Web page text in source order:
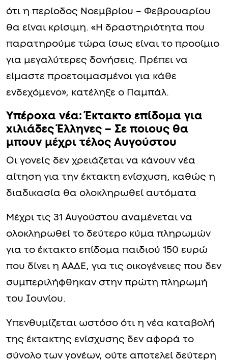
ότι η περίοδος Νοεμβρίου – Φεβρουαρίου
θα είναι κρίσιμη. «Η δραστηριότητα που
παρατηρούμε τώρα ίσως είναι το προοίμιο
για μεγαλύτερες δονήσεις. Πρέπει να
είμαστε προετοιμασμένοι για κάθε
ενδεχόμενο», κατέληξε ο Παμπάλ.
Υπέροxα νέα: Έκτακτο επίδoμα για
xιλιάδες Έλληνες – Σε ποιους θα
μπουν μέχρι τέλος Αυγούστου
Οι γονείς δεν χρειάζεται να κάνουν νέα
αίτηση για την έκτακτη ενίσχυση, καθώς η
διαδικασία θα ολοκληρωθεί αυτόματα
Μέχρι τις 31 Αυγούστου αναμένεται να
ολοκληρωθεί το δεύτερο κύμα πληρωμών
για το έκτακτο επίδομα παιδιού 150 ευρώ
που δίνει η ΑΑΔΕ, για τις οικογένειες που δεν
συμπεριλήφθηκαν στην πρώτη πληρωμή
του Ιουνίου.
Υπενθυμίζεται ωστόσο ότι η νέα καταβολή
της έκτακτης ενίσχυσης δεν αφορά το
σύνολο των γονέων, ούτε αποτελεί δεύτερη